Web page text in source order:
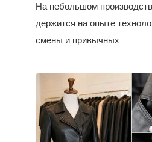
На небольшом
держится на опыте
смены и привычных